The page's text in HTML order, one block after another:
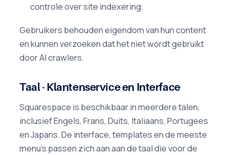
controle over site indexering.
Gebruikers behouden eigendom van hun content
en kunnen verzoeken dat het niet wordt gebruikt
door AI crawlers.
Taal - Klantenservice en Interface
Squarespace is beschikbaar in meerdere talen,
inclusief Engels, Frans, Duits, Italiaans, Portugees
en Japans. De interface, templates en de meeste
menu's passen zich aan aan de taal die voor de